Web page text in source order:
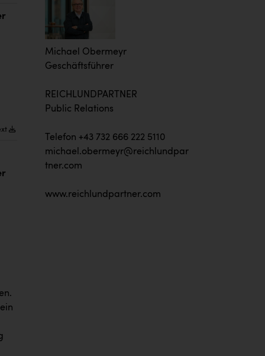
Michael Obermeyr
Geschäftsführer
REICHLUNDPARTNER
Public Relations
Telefon +43 732 666 222 5110
michael.obermeyr@reichlundpar
tner.com
www.reichlundpartner.com